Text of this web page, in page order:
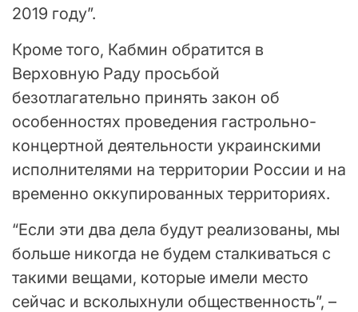
2019 году”.
Кроме того, Кабмин обратится в
Верховную Раду просьбой
безотлагательно принять закон об
особенностях проведения гастрольно-
концертной деятельности украинскими
исполнителями на территории России и на
временно оккупированных территориях.
“Если эти два дела будут реализованы, мы
больше никогда не будем сталкиваться с
такими вещами, которые имели место
сейчас и всколыхнули общественность”, –